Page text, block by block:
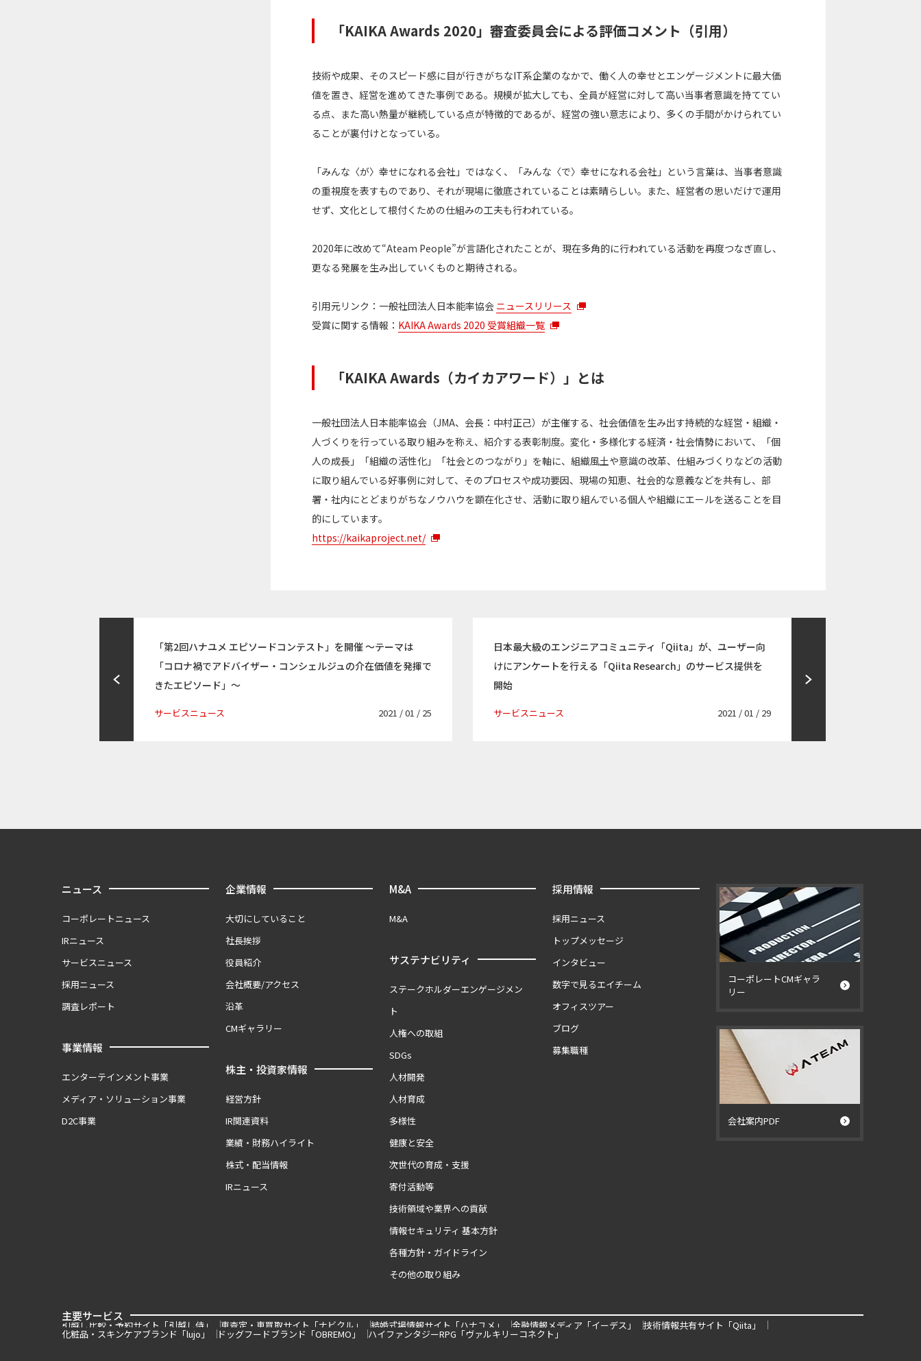
「KAIKA Awards 2020」審査委員会による評価コメント（引用）
技術や成果、そのスピード感に目が行きがちなIT系企業のなかで、働く人の幸せとエンゲージメントに最大価
値を置き、経営を進めてきた事例である。規模が拡大しても、全員が経営に対して高い当事者意識を持ててい
る点、また高い熱量が継続している点が特徴的であるが、経営の強い意志により、多くの手間がかけられてい
ることが裏付けとなっている。
「みんな〈が〉幸せになれる会社」ではなく、「みんな〈で〉幸せになれる会社」という言葉は、当事者意識
の重視度を表すものであり、それが現場に徹底されていることは素晴らしい。また、経営者の思いだけで運用
せず、文化として根付くための仕組みの工夫も行われている。
2020年に改めて“Ateam People”が言語化されたことが、現在多角的に行われている活動を再度つなぎ直し、
更なる発展を生み出していくものと期待される。
引用元リンク：一般社団法人日本能率協会 ニュースリリース
受賞に関する情報： KAIKA Awards 2020 受賞組織一覧
「KAIKA Awards（カイカアワード）」とは
一般社団法人日本能率協会（JMA、会長：中村正己）が主催する、社会価値を生み出す持続的な経営・組織・
人づくりを行っている取り組みを称え、紹介する表彰制度。変化・多様化する経済・社会情勢において、「個
人の成長」「組織の活性化」「社会とのつながり」を軸に、組織風土や意識の改革、仕組みづくりなどの活動
に取り組んでいる好事例に対して、そのプロセスや成功要因、現場の知恵、社会的な意義などを共有し、部
署・社内にとどまりがちなノウハウを顕在化させ、活動に取り組んでいる個人や組織にエールを送ることを目
的にしています。
https://kaikaproject.net/
「第2回ハナユメ エピソードコンテスト」を開催 ～テーマは
「コロナ禍でアドバイザー・コンシェルジュの介在価値を発揮で
きたエピソード」～
サービスニュース 2021 / 01 / 25
日本最大級のエンジニアコミュニティ「Qiita」が、ユーザー向
けにアンケートを行える「Qiita Research」のサービス提供を
開始
サービスニュース 2021 / 01 / 29
ニュース
コーポレートニュース
IRニュース
サービスニュース
採用ニュース
調査レポート
事業情報
エンターテインメント事業
メディア・ソリューション事業
D2C事業
企業情報
大切にしていること
社長挨拶
役員紹介
会社概要/アクセス
沿革
CMギャラリー
株主・投資家情報
経営方針
IR関連資料
業績・財務ハイライト
株式・配当情報
IRニュース
M&A
M&A
サステナビリティ
ステークホルダーエンゲージメン
ト
人権への取組
SDGs
人材開発
人材育成
多様性
健康と安全
次世代の育成・支援
寄付活動等
技術領域や業界への貢献
情報セキュリティ 基本方針
各種方針・ガイドライン
その他の取り組み
採用情報
採用ニュース
トップメッセージ
インタビュー
数字で見るエイチーム
オフィスツアー
ブログ
募集職種
コーポレートCMギャラ
リー
会社案内PDF
主要サービス
引越し比較・予約サイト「引越し侍」 車査定・車買取サイト「ナビクル」 結婚式場情報サイト「ハナユメ」 金融情報メディア「イーデス」 技術情報共有サイト「Qiita」
化粧品・スキンケアブランド「lujo」 ドッグフードブランド「OBREMO」 ハイファンタジーRPG「ヴァルキリーコネクト」